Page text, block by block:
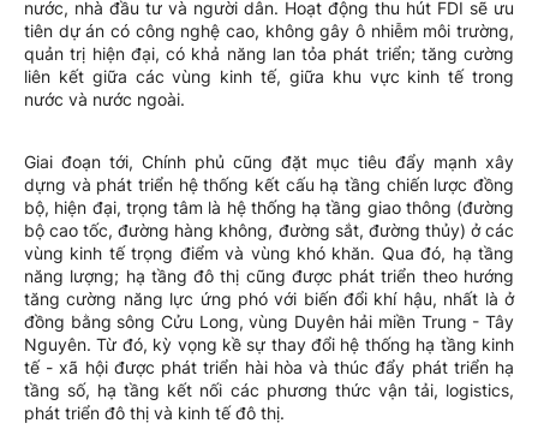
nước, nhà đầu tư và người dân. Hoạt động thu hút FDI sẽ ưu
tiên dự án có công nghệ cao, không gây ô nhiễm môi trường,
quản trị hiện đại, có khả năng lan tỏa phát triển; tăng cường
liên kết giữa các vùng kinh tế, giữa khu vực kinh tế trong
nước và nước ngoài.
Giai đoạn tới, Chính phủ cũng đặt mục tiêu đẩy mạnh xây
dựng và phát triển hệ thống kết cấu hạ tầng chiến lược đồng
bộ, hiện đại, trọng tâm là hệ thống hạ tầng giao thông (đường
bộ cao tốc, đường hàng không, đường sắt, đường thủy) ở các
vùng kinh tế trọng điểm và vùng khó khăn. Qua đó, hạ tầng
năng lượng; hạ tầng đô thị cũng được phát triển theo hướng
tăng cường năng lực ứng phó với biến đổi khí hậu, nhất là ở
đồng bằng sông Cửu Long, vùng Duyên hải miền Trung - Tây
Nguyên. Từ đó, kỳ vọng kề sự thay đổi hệ thống hạ tầng kinh
tế - xã hội được phát triển hài hòa và thúc đẩy phát triển hạ
tầng số, hạ tầng kết nối các phương thức vận tải, logistics,
phát triển đô thị và kinh tế đô thị.